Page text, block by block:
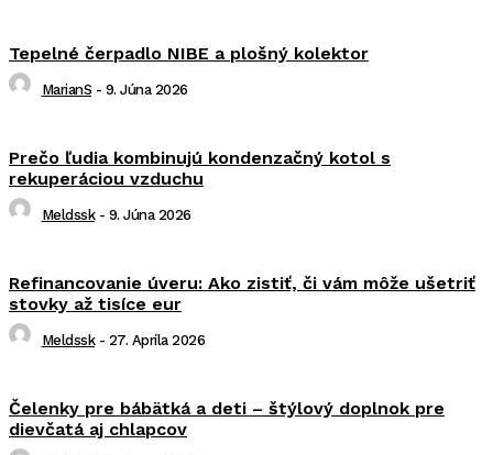
Tepelné čerpadlo NIBE a plošný kolektor
MarianS - 9. Júna 2026
Prečo ľudia kombinujú kondenzačný kotol s
rekuperáciou vzduchu
Meldssk - 9. Júna 2026
Refinancovanie úveru: Ako zistiť, či vám môže ušetriť
stovky až tisíce eur
Meldssk - 27. Apríla 2026
Čelenky pre bábätká a deti – štýlový doplnok pre
dievčatá aj chlapcov